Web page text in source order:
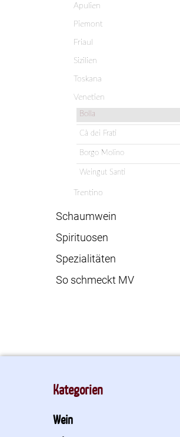
Apulien
Piemont
Friaul
Sizilien
Toskana
Venetien
Bolla
Cà dei Frati
Borgo Molino
Weingut Santi
Trentino
Schaumwein
Spirituosen
Spezialitäten
So schmeckt MV
Kategorien
Wein